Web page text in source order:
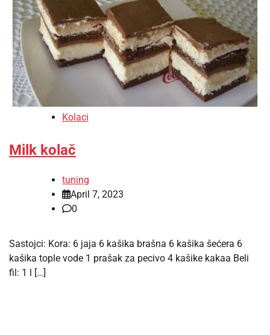
Kolaci
Milk kolač
tuning
April 7, 2023
0
Sastojci: Kora: 6 jaja 6 kašika brašna 6 kašika šećera 6
kašika tople vode 1 prašak za pecivo 4 kašike kakaa Beli
fil: 1 l […]